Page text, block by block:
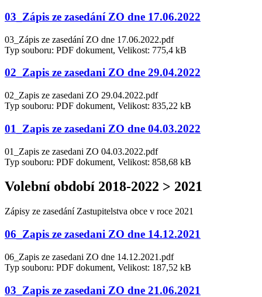
03_Zápis ze zasedání ZO dne 17.06.2022
03_Zápis ze zasedání ZO dne 17.06.2022.pdf
Typ souboru: PDF dokument, Velikost: 775,4 kB
02_Zapis ze zasedani ZO dne 29.04.2022
02_Zapis ze zasedani ZO 29.04.2022.pdf
Typ souboru: PDF dokument, Velikost: 835,22 kB
01_Zapis ze zasedani ZO dne 04.03.2022
01_Zapis ze zasedani ZO 04.03.2022.pdf
Typ souboru: PDF dokument, Velikost: 858,68 kB
Volební období 2018-2022 > 2021
Zápisy ze zasedání Zastupitelstva obce v roce 2021
06_Zapis ze zasedani ZO dne 14.12.2021
06_Zapis ze zasedani ZO dne 14.12.2021.pdf
Typ souboru: PDF dokument, Velikost: 187,52 kB
03_Zapis ze zasedani ZO dne 21.06.2021